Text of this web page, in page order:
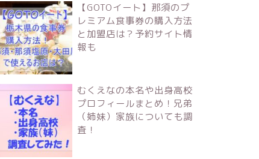
【GOTOイート】那須のプ
レミアム食事券の購入方法
と加盟店は？予約サイト情
報も
むくえなの本名や出身高校
プロフィールまとめ！兄弟
（姉妹）家族についても調
査！